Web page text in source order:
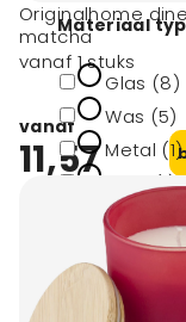
Materiaal
Glas (8)
Was (5)
Metal (1)
Hout (1)
Glas (1)
toon meer
Originalhome
matcha
vanaf 1 stuks
vanaf
11,57